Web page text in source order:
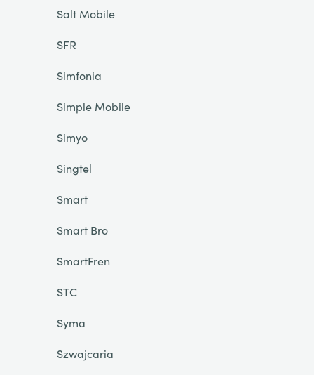
Salt Mobile
SFR
Simfonia
Simple Mobile
Simyo
Singtel
Smart
Smart Bro
SmartFren
STC
Syma
Szwajcaria